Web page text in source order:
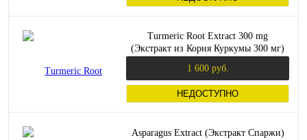
Turmeric Root Extract 300 mg
(Экстракт из Корня Куркумы 300 мг)
1 600 руб.
НЕДОСТУПНО
Asparagus Extract (Экстракт Спаржи)